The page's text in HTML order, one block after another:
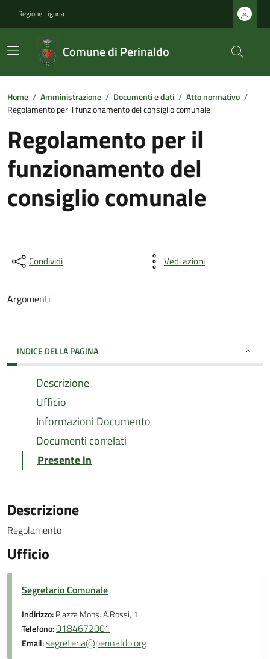
Regione Liguria
Comune di Perinaldo
Home / Amministrazione / Documenti e dati / Atto normativo /
Regolamento per il funzionamento del consiglio comunale
Regolamento per il
funzionamento del
consiglio comunale
Condividi Vedi azioni
Argomenti
INDICE DELLA PAGINA
Descrizione
Ufficio
Informazioni Documento
Documenti correlati
Presente in
Descrizione
Regolamento
Ufficio
Segretario Comunale
Indirizzo:Piazza Mons. A.Rossi, 1
Telefono:0184672001
Email:segreteria@perinaldo.org